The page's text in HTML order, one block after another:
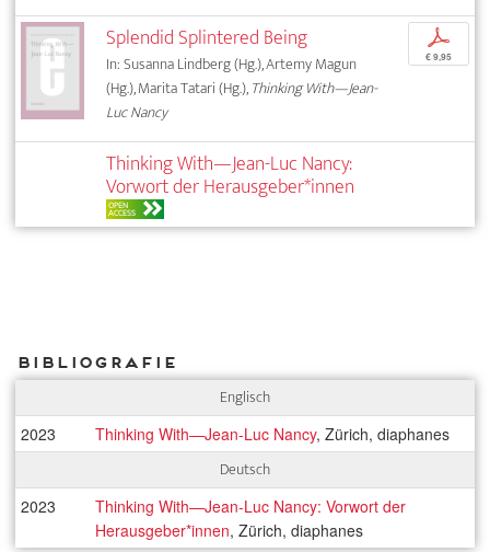
Splendid Splintered Being
In: Susanna Lindberg (Hg.), Artemy Magun
(Hg.), Marita Tatari (Hg.),Thinking With—Jean-
Luc Nancy
p
€ 9,95
Thinking With—Jean-Luc Nancy:
Vorwort der Herausgeber*innen
OPEN
ACCESS
Bibliografie
Englisch
2023 Thinking With—Jean-Luc Nancy, Zürich, diaphanes
Deutsch
2023
Thinking With—Jean-Luc Nancy: Vorwort der
Herausgeber*innen, Zürich, diaphanes